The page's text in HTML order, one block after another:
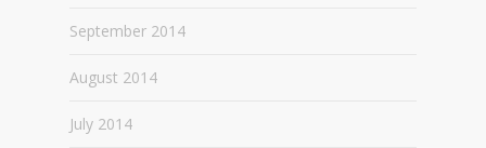
September 2014
August 2014
July 2014